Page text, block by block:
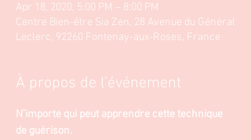
Apr 18, 2020, 5:00 PM – 8:00 PM
Centre Bien-être Sia Zen, 28 Avenue du Général
Leclerc, 92260 Fontenay-aux-Roses, France
À propos de l'événement
N’importe qui peut apprendre cette technique
de guérison.